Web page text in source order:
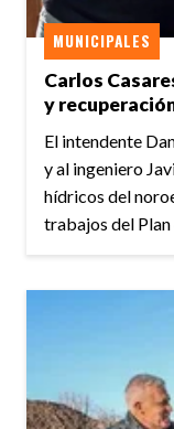
Carlos
y
MUNICIPALES
El intendente
y al ingeniero
hídricos del
trabajos del